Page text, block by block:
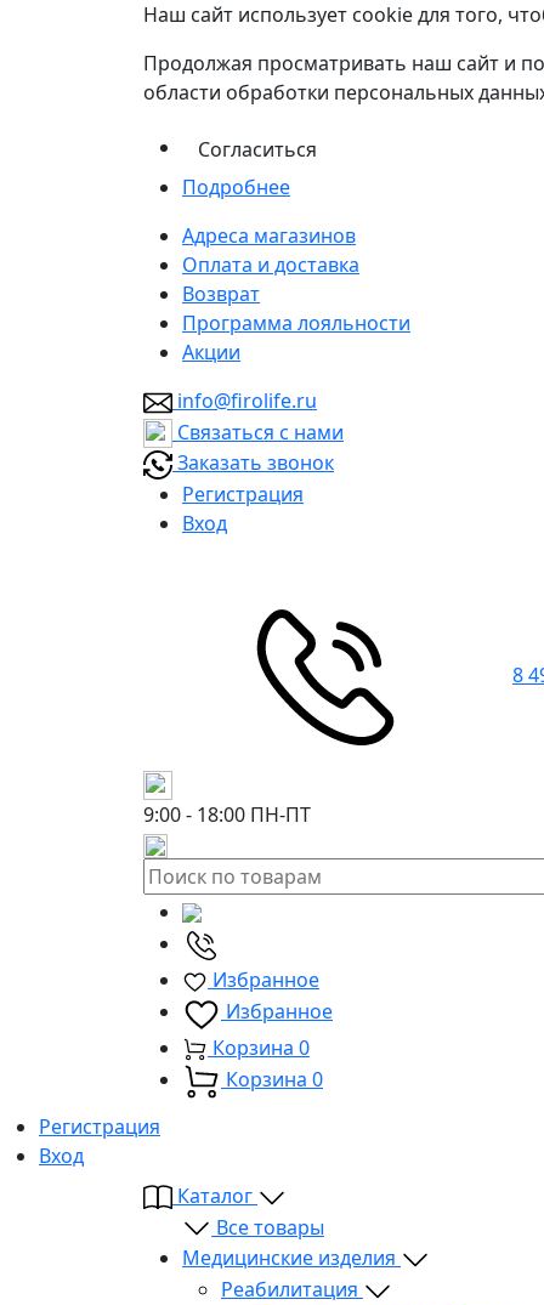
Наш сайт использует cookie для того,
Продолжая просматривать наш сайт и
области обработки персональных
Согласиться
Подробнее
Адреса магазинов
Оплата и доставка
Возврат
Программа лояльности
Акции
info@firolife.ru
Связаться с нами
Заказать звонок
Регистрация
Вход
8
9:00 - 18:00 ПН-ПТ
Избранное
Избранное
Корзина 0
Корзина 0
Регистрация
Вход
Каталог
Все товары
Медицинские изделия
Реабилитация